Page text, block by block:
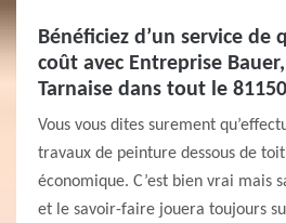
Bénéficiez d’un service
coût avec Entreprise
Tarnaise dans tout le 81150
Vous vous dites surement
travaux de peinture dessous de
économique. C’est bien vrai mais
et le savoir-faire jouera toujours